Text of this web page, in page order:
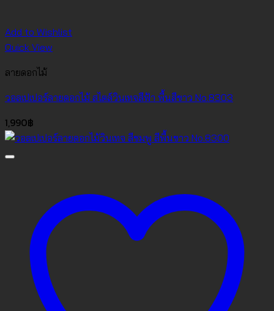
Add to Wishlist
Quick View
ลายดอกไม้
วอลเปเปอร์ลายดอกไม้ สไตล์วินเทจสีฟ้า พื้นสีขาว No.8303
1,990฿